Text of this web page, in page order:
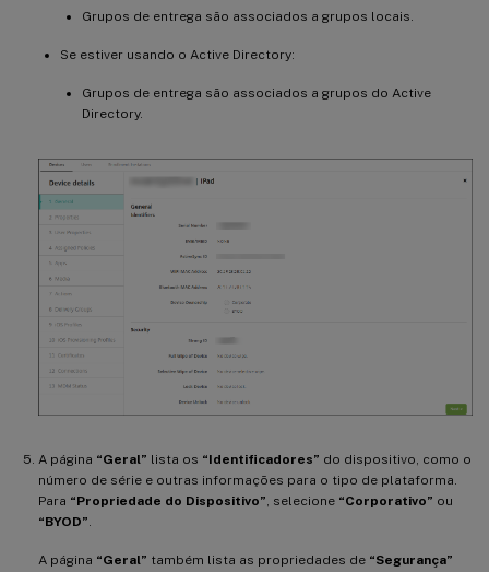
Grupos de entrega são associados a grupos locais.
Se estiver usando o Active Directory:
Grupos de entrega são associados a grupos do Active
Directory.
A página “Geral” lista os “Identificadores” do dispositivo, como o
número de série e outras informações para o tipo de plataforma.
Para “Propriedade do Dispositivo”, selecione “Corporativo” ou
“BYOD”.
A página “Geral” também lista as propriedades de “Segurança”